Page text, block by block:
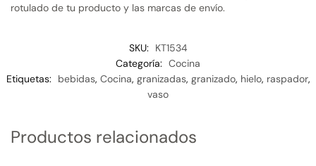
rotulado de tu producto y las marcas de envío.
SKU:
KT1534
Categoría: Cocina
Etiquetas:
bebidas, Cocina, granizadas, granizado, hielo, raspador,
vaso
Productos relacionados